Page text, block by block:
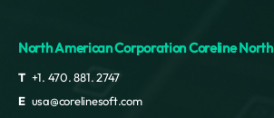
North American Corporation Coreline
T +1. 470. 881. 2747
E usa@corelinesoft.com